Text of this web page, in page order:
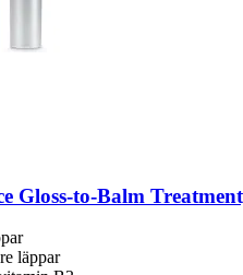
Gloss-​to-​Balm
läppar